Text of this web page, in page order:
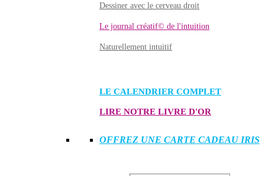
Dessiner avec le cerveau droit
Le journal créatif© de l'intuition
Naturellement intuitif
LE CALENDRIER COMPLET
LIRE NOTRE LIVRE D'OR
OFFREZ UNE CARTE CADEAU IRIS